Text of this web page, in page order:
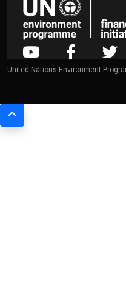
United Nations Environment